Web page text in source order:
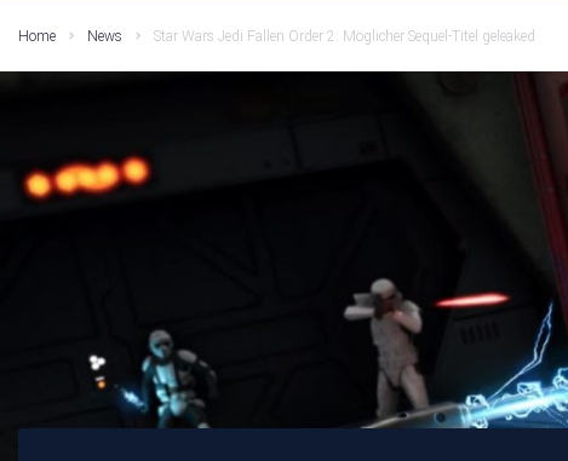
Home News Star Wars Jedi Fallen Order 2: Möglicher Sequel-Titel geleaked